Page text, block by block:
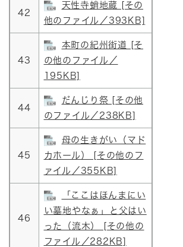
42
天性寺蛸地蔵 [その
他のファイル／393KB]
43
本町の紀州街道 [そ
の他のファイル／
195KB]
44
だんじり祭 [その他
のファイル／238KB]
45
母の生きがい（マド
カホール） [その他のフ
ァイル／355KB]
46
「ここはほんまにい
い墓地やなぁ」と父はい
った（流木） [その他の
ファイル／282KB]